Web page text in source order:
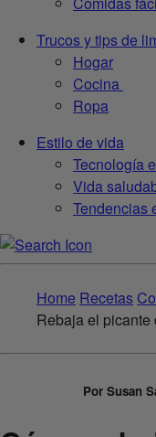
Trucos y tips de
Hogar
Cocina
Ropa
Estilo de vida
Tecnología
Vida
Tendencias
Home Recetas
Rebaja el picante
Por Susan